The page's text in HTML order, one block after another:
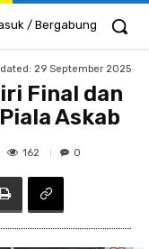
/ Bergabung
29 September 2025
Final dan
Askab
162 0